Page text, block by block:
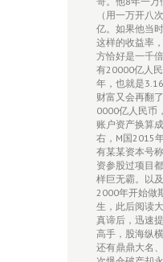
（用一万开八
亿。如果他当
这样的收益率
方恰好是一千
有20000亿人
年，也就是
财富又会再翻
0000亿人民币
账户资产换算
右，M国2015
有某某资本号
资参股过项目
样巨无霸。以
2000年开始做
生，此后阅读
真谛后，迅速
高手，股海纵
还有鼎鼎大名